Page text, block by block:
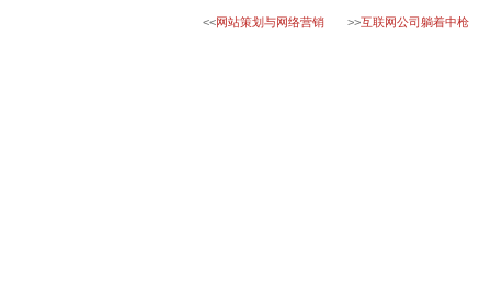
<<网站策划与网络营销>>互联网公司躺着中枪